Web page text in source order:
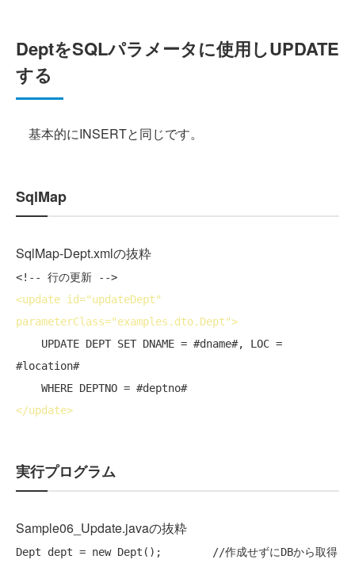
DeptをSQLパラメータに使用しUPDATE
する
基本的にINSERTと同じです。
SqlMap
SqlMap-Dept.xmlの抜粋
<!-- 行の更新 -->
<update id
parameterClass="examples.dto.Dept">
#location#
</update>
実行プログラム
Sample06_Update.javaの抜粋
Dept dept = new Dept(); //作成せずにDBから取得